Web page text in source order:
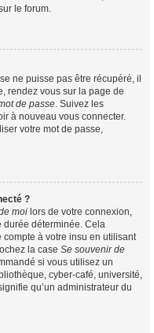
le forum.
ne puisse pas être récupéré, il
rendez vous sur la page de
de passe. Suivez les
à nouveau vous connecter.
votre mot de passe,
?
moi lors de votre connexion,
durée déterminée. Cela
compte à votre insu en utilisant
la case Se souvenir de
si vous utilisez un
cyber-café, université,
qu’un administrateur du